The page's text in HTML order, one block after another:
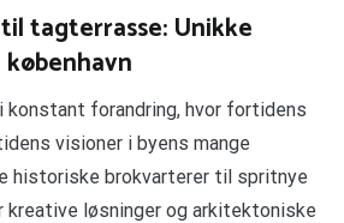
tagterrasse: Unikke
konstant forandring, hvor fortidens
visioner i byens mange
historiske brokvarterer til spritnye
kreative løsninger og arkitektoniske